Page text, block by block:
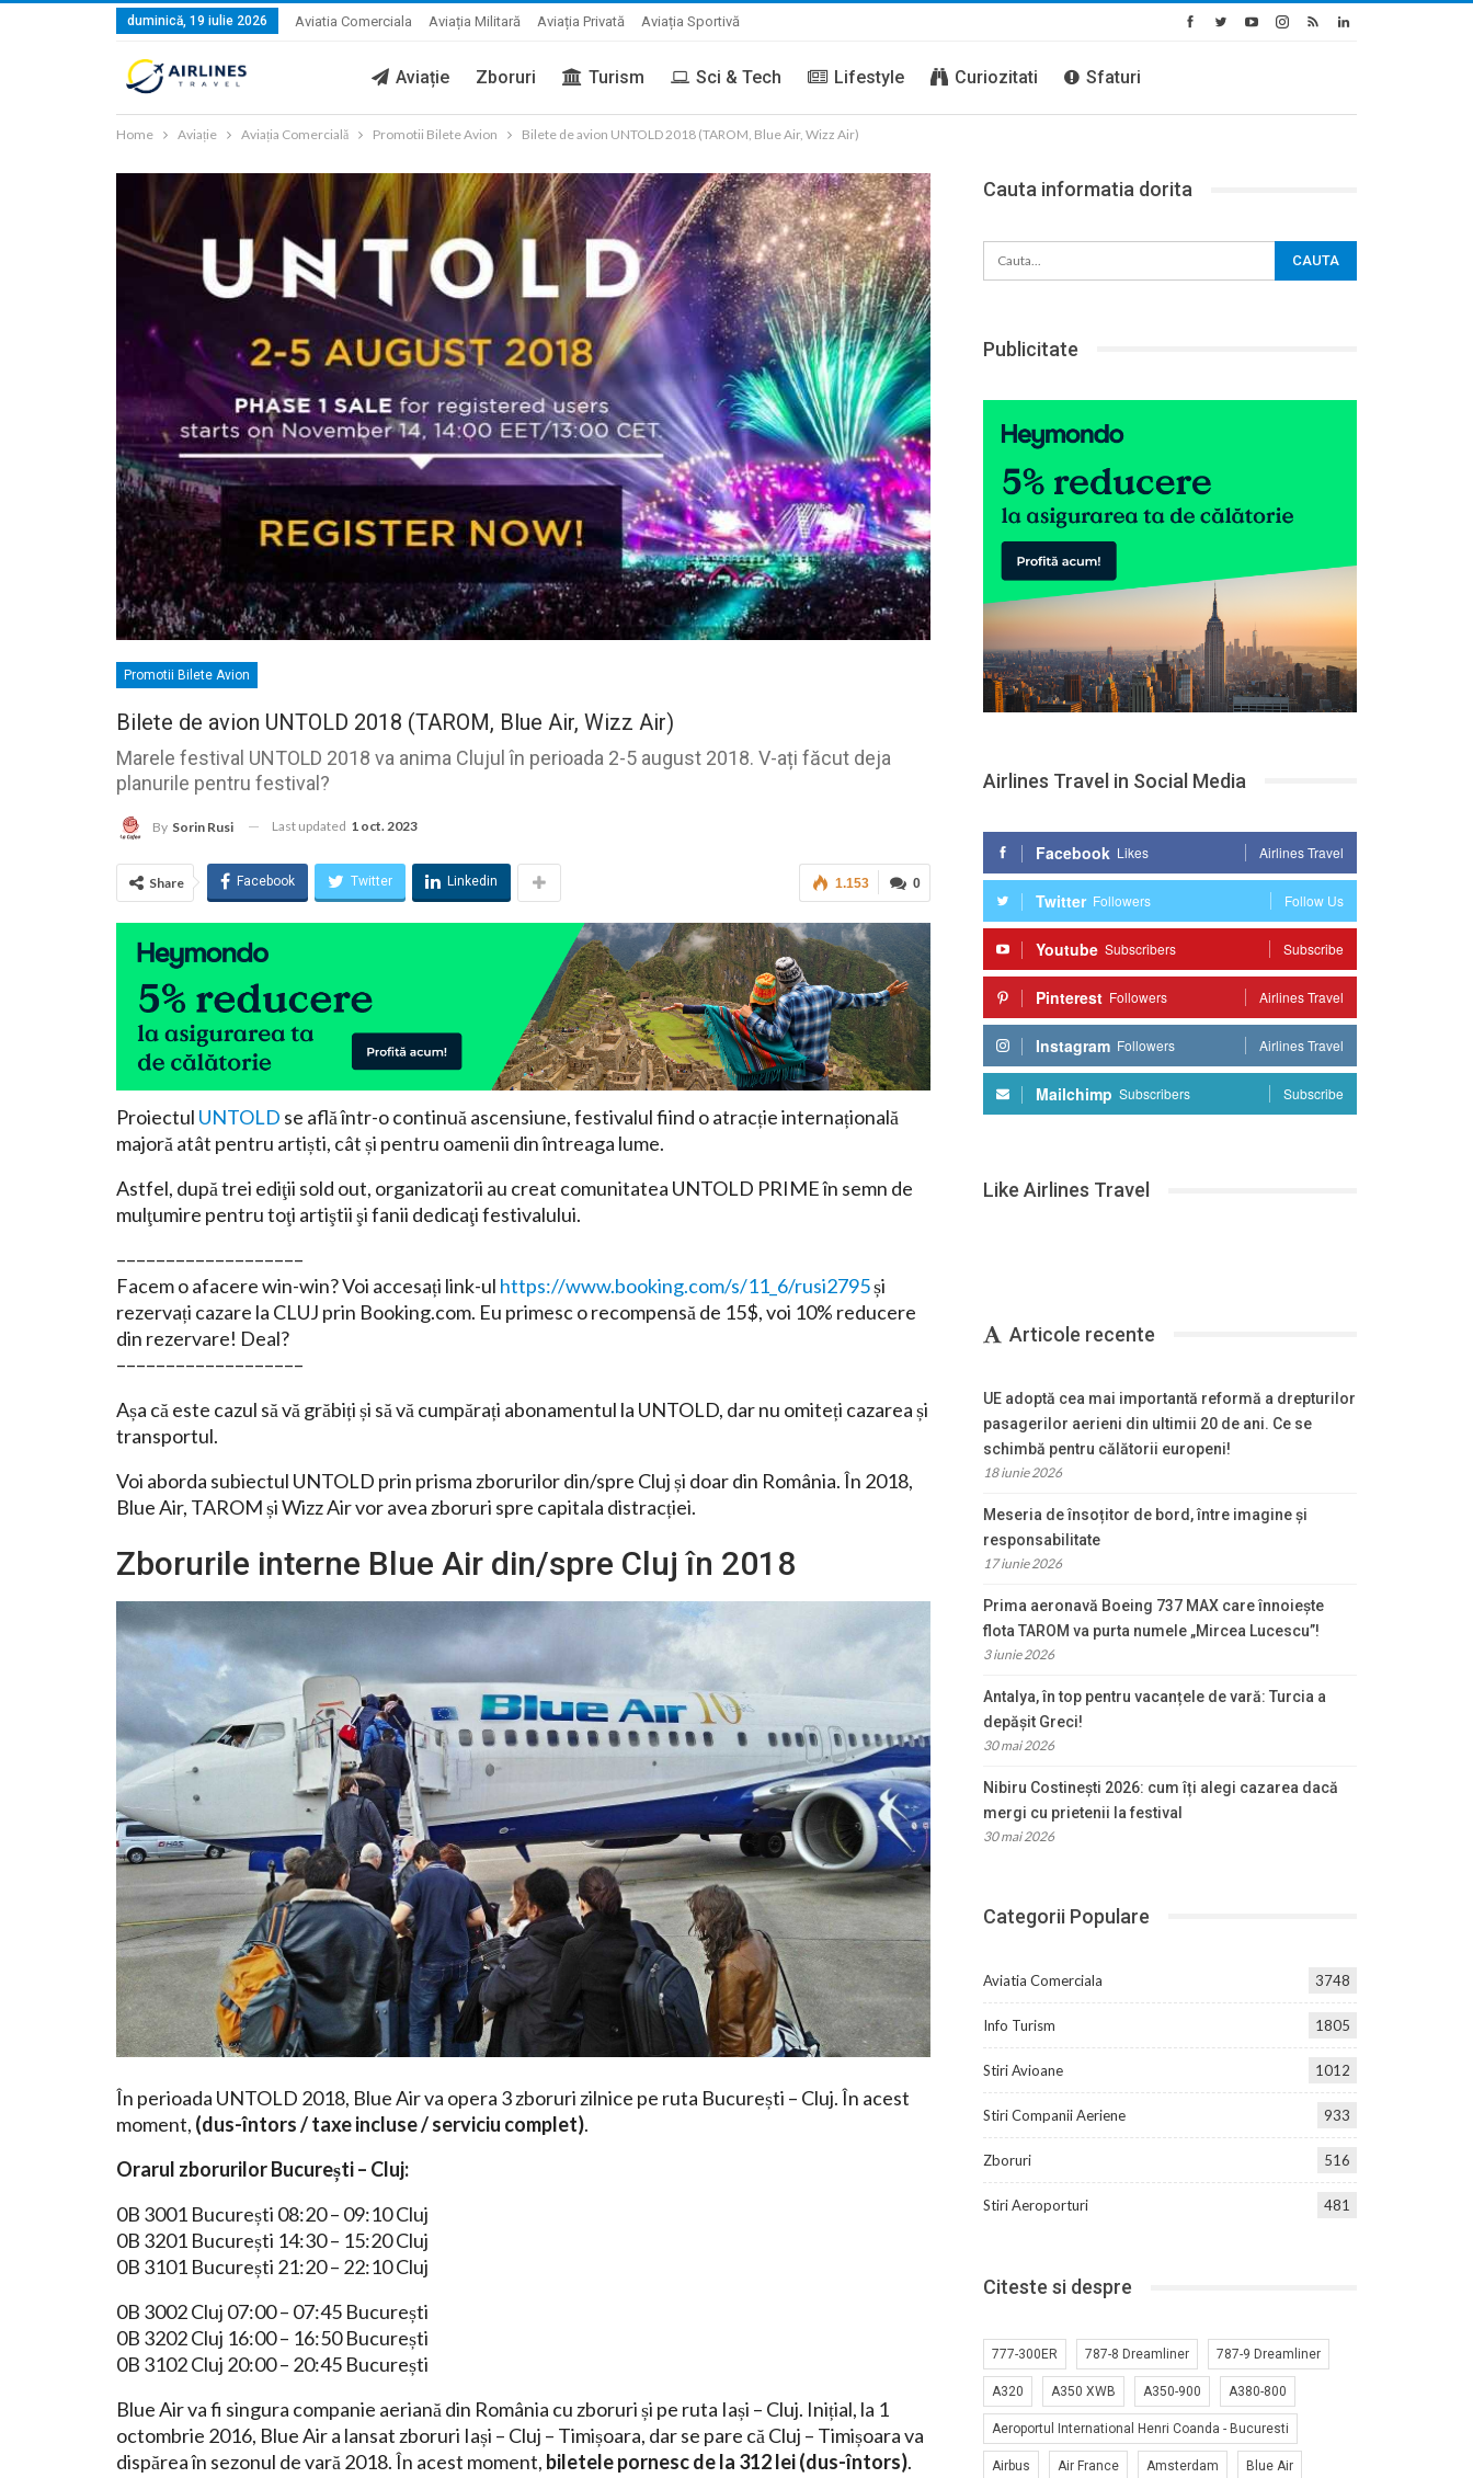
duminică, 19 iulie 2026 Aviatia Comerciala Aviația Militară Aviația Privată Aviația Sportivă
Aviație Zboruri Turism Sci & Tech Lifestyle Curiozitati Sfaturi
Home Aviație Aviația Comercială Promotii Bilete Avion Bilete de avion UNTOLD 2018 (TAROM, Blue Air, Wizz Air)
Promotii Bilete Avion
Bilete de avion UNTOLD 2018 (TAROM, Blue Air, Wizz Air)
Marele festival UNTOLD 2018 va anima Clujul în perioada 2-5 august 2018. V-ați făcut deja
planurile pentru festival?
By Sorin Rusi Last updated 1 oct. 2023
0
1.153
Share Facebook Twitter Linkedin
Proiectul UNTOLD se află într-o continuă ascensiune, festivalul fiind o atracție internațională
majoră atât pentru artiști, cât și pentru oamenii din întreaga lume.
Astfel, după trei ediţii sold out, organizatorii au creat comunitatea UNTOLD PRIME în semn de
mulţumire pentru toţi artiştii şi fanii dedicaţi festivalului.
–––––––––––––––––––
Facem o afacere win-win? Voi accesați link-ul https://www.booking.com/s/11_6/rusi2795și
rezervați cazare la CLUJ prin Booking.com. Eu primesc o recompensă de 15$, voi 10% reducere
din rezervare! Deal?
–––––––––––––––––––
Așa că este cazul să vă grăbiți și să vă cumpărați abonamentul la UNTOLD, dar nu omiteți cazarea și
transportul.
Voi aborda subiectul UNTOLD prin prisma zborurilor din/spre Cluj și doar din România. În 2018,
Blue Air, TAROM și Wizz Air vor avea zboruri spre capitala distracției.
Zborurile interne Blue Air din/spre Cluj în 2018
În perioada UNTOLD 2018, Blue Air va opera 3 zboruri zilnice pe ruta București – Cluj. În acest
moment, (dus-întors / taxe incluse / serviciu complet).
Orarul zborurilor București – Cluj:
0B 3001 București 08:20 – 09:10 Cluj
0B 3201 București 14:30 – 15:20 Cluj
0B 3101 București 21:20 – 22:10 Cluj
0B 3002 Cluj 07:00 – 07:45 București
0B 3202 Cluj 16:00 – 16:50 București
0B 3102 Cluj 20:00 – 20:45 București
Blue Air va fi singura companie aeriană din România cu zboruri și pe ruta Iași – Cluj. Inițial, la 1
octombrie 2016, Blue Air a lansat zboruri Iași – Cluj – Timișoara, dar se pare că Cluj – Timișoara va
dispărea în sezonul de vară 2018. În acest moment, biletele pornesc de la 312 lei (dus-întors).
Cauta informatia dorita
Publicitate
Airlines Travel in Social Media
Facebook Likes Airlines Travel
Twitter Followers Follow Us
Youtube Subscribers Subscribe
Pinterest Followers Airlines Travel
Instagram Followers Airlines Travel
Mailchimp Subscribers Subscribe
Like Airlines Travel
Articole recente
UE adoptă cea mai importantă reformă a drepturilor
pasagerilor aerieni din ultimii 20 de ani. Ce se
schimbă pentru călătorii europeni!
18 iunie 2026
Meseria de însoțitor de bord, între imagine și
responsabilitate
17 iunie 2026
Prima aeronavă Boeing 737 MAX care înnoiește
flota TAROM va purta numele „Mircea Lucescu”!
3 iunie 2026
Antalya, în top pentru vacanțele de vară: Turcia a
depășit Greci!
30 mai 2026
Nibiru Costinești 2026: cum îți alegi cazarea dacă
mergi cu prietenii la festival
30 mai 2026
Categorii Populare
Aviatia Comerciala 3748
Info Turism 1805
Stiri Avioane 1012
Stiri Companii Aeriene 933
Zboruri 516
Stiri Aeroporturi 481
Citeste si despre
777-300ER 787-8 Dreamliner 787-9 Dreamliner
A320 A350 XWB A350-900 A380-800
Aeroportul International Henri Coanda - Bucuresti
Airbus Air France Amsterdam Blue Air